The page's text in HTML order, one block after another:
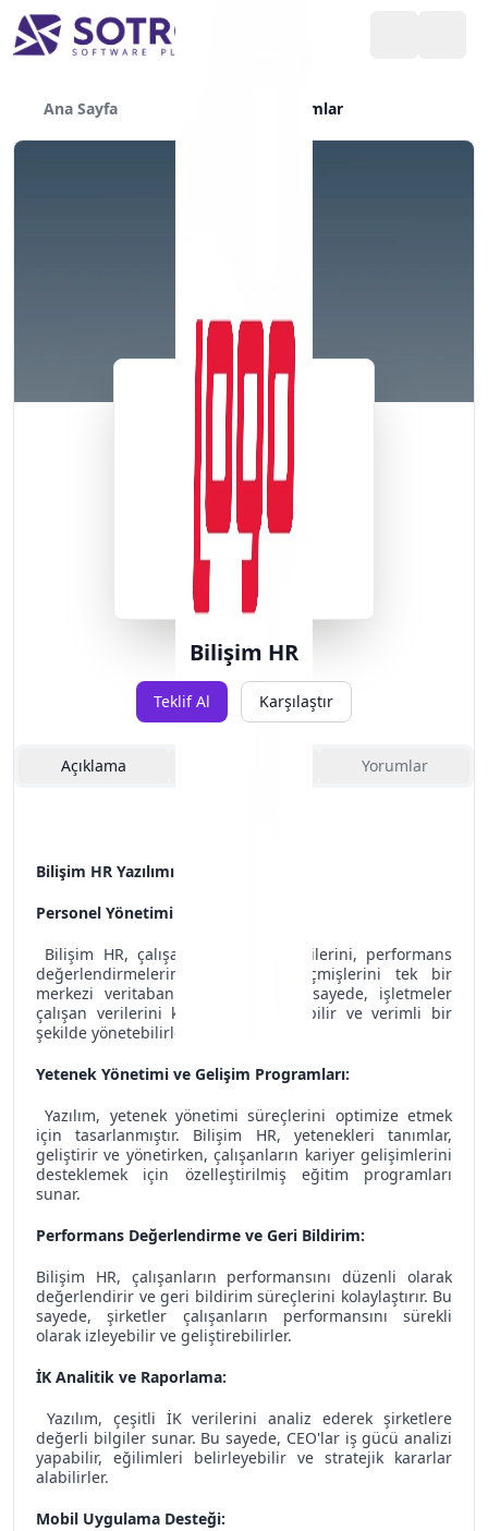
Ana Sayfa Yazılımlar
Bilişim HR
Teklif Al Karşılaştır
Açıklama Yorumlar
Bilişim HR Yazılımı'nın Özellikleri:
Personel Yönetimi ve Takibi:
Bilişim HR, çalışanların temel bilgilerini, performans
değerlendirmelerini ve eğitim geçmişlerini tek bir
merkezi veritabanında yönetir. Bu sayede, işletmeler
çalışan verilerini kolayca takip edebilir ve verimli bir
şekilde yönetebilirler.
Yetenek Yönetimi ve Gelişim Programları:
Yazılım, yetenek yönetimi süreçlerini optimize etmek
için tasarlanmıştır. Bilişim HR, yetenekleri tanımlar,
geliştirir ve yönetirken, çalışanların kariyer gelişimlerini
desteklemek için özelleştirilmiş eğitim programları
sunar.
Performans Değerlendirme ve Geri Bildirim:
Bilişim HR, çalışanların performansını düzenli olarak
değerlendirir ve geri bildirim süreçlerini kolaylaştırır. Bu
sayede, şirketler çalışanların performansını sürekli
olarak izleyebilir ve geliştirebilirler.
İK Analitik ve Raporlama:
Yazılım, çeşitli İK verilerini analiz ederek şirketlere
değerli bilgiler sunar. Bu sayede, CEO'lar iş gücü analizi
yapabilir, eğilimleri belirleyebilir ve stratejik kararlar
alabilirler.
Mobil Uygulama Desteği: